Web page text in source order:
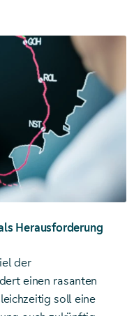
Herausforderung
der
einen rasanten
soll eine